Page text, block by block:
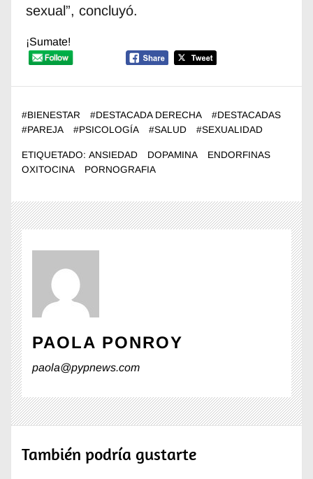
sexual”, concluyó.
¡Sumate!
#BIENESTAR #DESTACADA DERECHA #DESTACADAS
#PAREJA #PSICOLOGÍA #SALUD #SEXUALIDAD
ETIQUETADO: ANSIEDAD DOPAMINA
ENDORFINAS
OXITOCINA
PORNOGRAFIA
PAOLA PONROY
paola@pypnews.com
También podría gustarte